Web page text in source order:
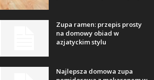
Zupa ramen: przepis prosty
na domowy obiad w
azjatyckim stylu
Najlepsza domowa zupa